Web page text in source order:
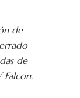
de
de